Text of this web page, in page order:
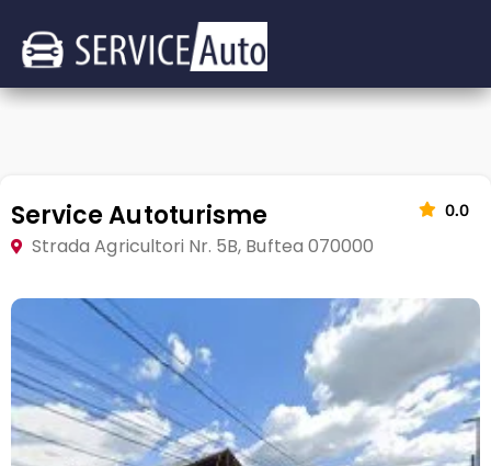
Service Autoturisme 0.0
Strada Agricultori Nr. 5B, Buftea 070000